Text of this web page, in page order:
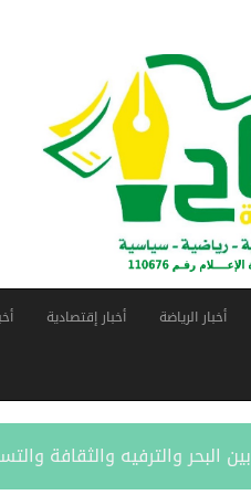
أخبار الرياضة أخبار إقتصادية
بين البحر والترفيه